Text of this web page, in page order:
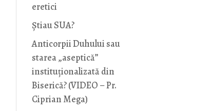
eretici
Știau SUA?
Anticorpii Duhului sau
starea „aseptică”
instituționalizată din
Biserică? (VIDEO – Pr.
Ciprian Mega)